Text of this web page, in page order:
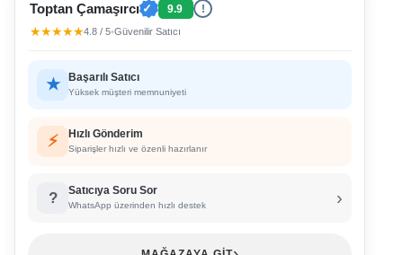
Toptan Çamaşırcı ✓ 9.9 !
★★★★★4.8 / 5•Güvenilir Satıcı
★ Başarılı Satıcı
Yüksek müşteri memnuniyeti
⚡ Hızlı Gönderim
Siparişler hızlı ve özenli hazırlanır
? Satıcıya Soru Sor
WhatsApp üzerinden hızlı destek ›